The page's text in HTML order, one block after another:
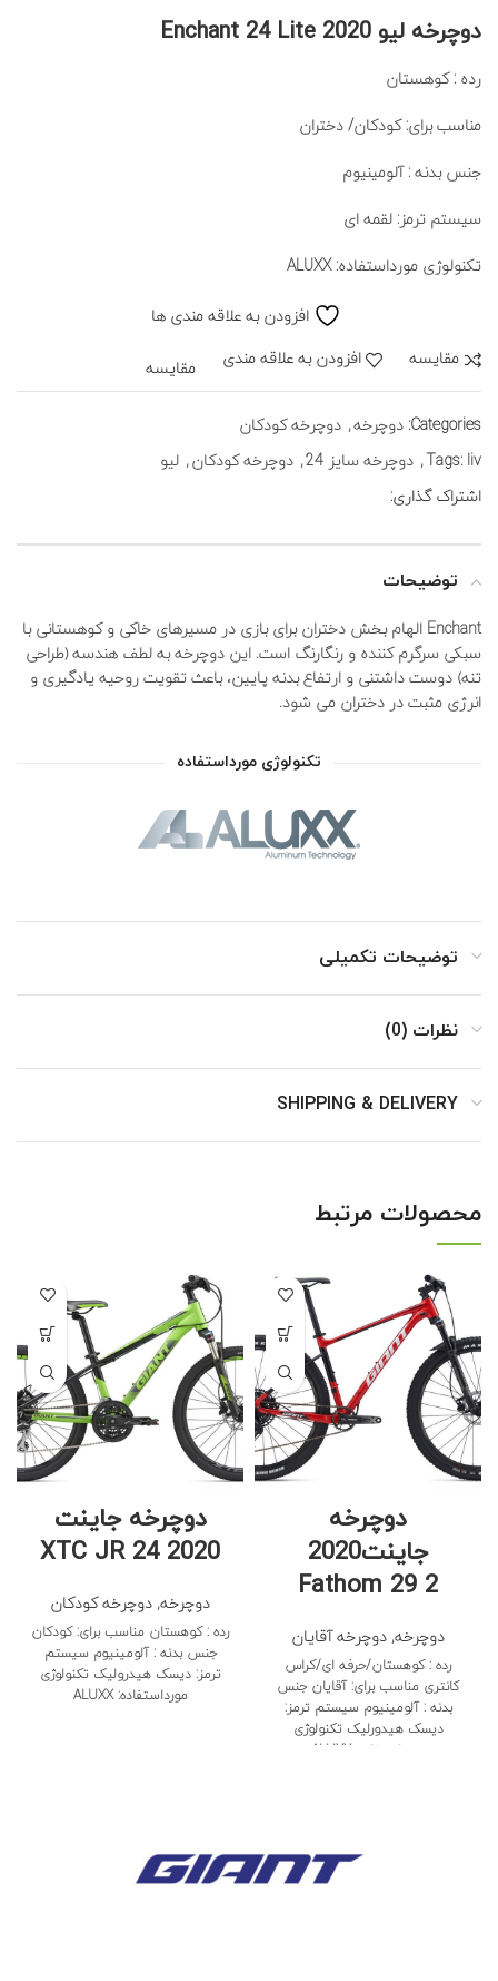
دوچرخه لیو Enchant 24 Lite 2020
رده : کوهستان
مناسب برای: کودکان/ دختران
جنس بدنه : آلومینیوم
سیستم ترمز: لقمه ای
تکنولوژی مورداستفاده: ALUXX
افزودن به علاقه مندی ها
مقايسه افزودن به علاقه مندی مقایسه
Categories: دوچرخه, دوچرخه کودکان
Tags: liv
, دوچرخه سایز 24 , دوچرخه کودکان, لیو
اشتراک گذاری:
توضیحات
Enchant الهام بخش دختران برای بازی در مسیرهای خاکی و کوهستانی با
سبکی سرگرم کننده و رنگارنگ است. این دوچرخه به لطف هندسه (طراحی
تنه) دوست داشتنی و ارتفاع بدنه پایین، باعث تقویت روحیه یادگیری و
انرژی مثبت در دختران می شود.
تکنولوژی مورداستفاده
توضیحات تکمیلی
نظرات (0)
SHIPPING & DELIVERY
محصولات مرتبط
دوچرخه
جاینت2020
Fathom 29 2
دوچرخه, دوچرخه آقایان
رده : کوهستان/حرفه ای/کراس
کانتری مناسب برای: آقایان جنس
بدنه : آلومینیوم سیستم ترمز:
دیسک هیدورلیک تکنولوژی
مورداستفاده: ALUXX
دوچرخه جاینت
XTC JR 24 2020
دوچرخه, دوچرخه کودکان
رده : کوهستان مناسب برای: کودکان
جنس بدنه : آلومینیوم سیستم
ترمز: دیسک هیدرولیک تکنولوژی
مورداستفاده: ALUXX